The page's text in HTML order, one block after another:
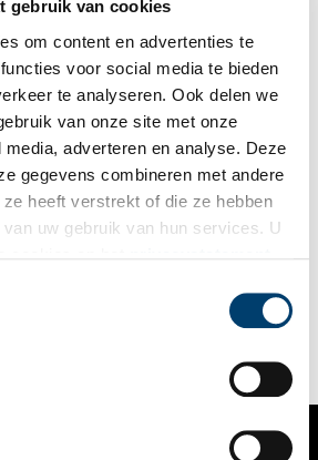
gebruik van cookies
om content en advertenties te
voor social media te bieden
te analyseren. Ook delen we
van onze site met onze
adverteren en analyse. Deze
gegevens combineren met andere
heeft verstrekt of die ze hebben
uw gebruik van hun services. U
de dijk
beschermd geweest door zeewier.
was het veen rond Wieringen en
bedreigd door het water. In deze
dijken aangelegd ter bescherming van